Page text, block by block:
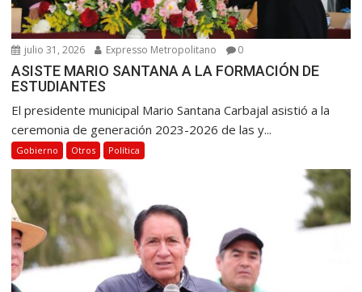
a
d
a
s
julio 31, 2026 Expresso Metropolitano 0
ASISTE MARIO SANTANA A LA FORMACIÓN DE
ESTUDIANTES
El presidente municipal Mario Santana Carbajal asistió a la
ceremonia de generación 2023-2026 de las y...
Gobierno Otros Política